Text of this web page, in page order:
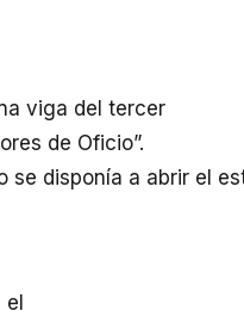
viga del tercer
de Oficio”.
se disponía a abrir el
el